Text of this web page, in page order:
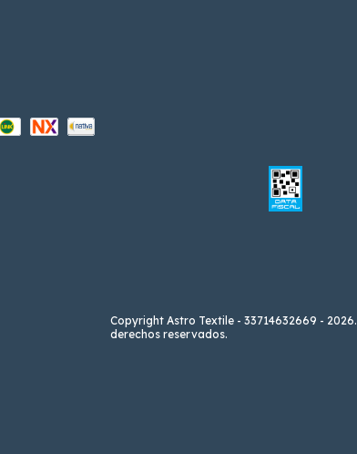
Copyright Astro Textile - 33714632669 -
derechos reservados.